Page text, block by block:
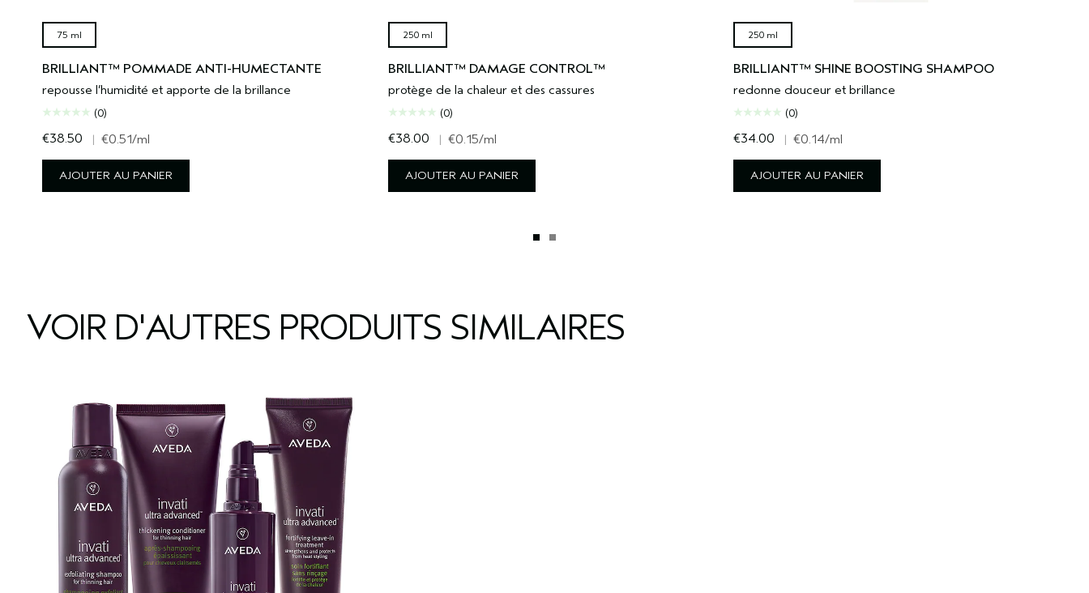
75 ml
BRILLIANT™ POMMADE ANTI-HUMECTANTE
repousse l’humidité et apporte de la brillance
(0)
€38.50 | €0.51/ml
AJOUTER AU PANIER
250 ml
BRILLIANT™ DAMAGE CONTROL™
protège de la chaleur et des cassures
(0)
€38.00 | €0.15/ml
AJOUTER AU PANIER
250 ml
BRILLIANT™ SHINE BOOSTING SHAMPOO
redonne douceur et brillance
(0)
€34.00 | €0.14/ml
AJOUTER AU PANIER
VOIR D'AUTRES PRODUITS SIMILAIRES